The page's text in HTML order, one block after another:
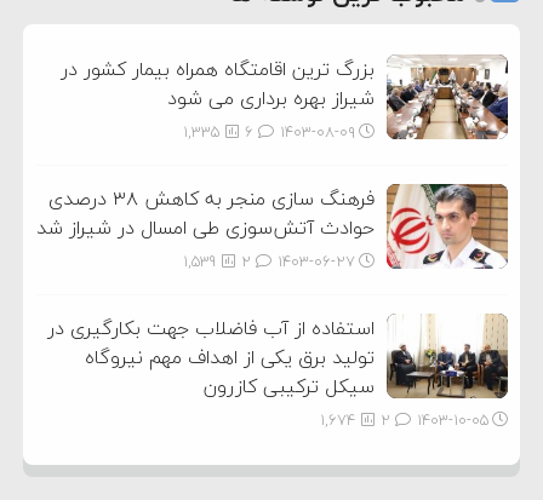
بزرگ ترین اقامتگاه همراه بیمار کشور در
شیراز بهره برداری می شود
۱۴۰۳-۰۸-۰۹ 1,335
فرهنگ سازی منجر به کاهش ۳۸ درصدی
حوادث آتش‌سوزی طی امسال در شیراز شد
۱۴۰۳-۰۶-۲۷ 1,539
استفاده از آب فاضلاب جهت بکارگیری در
تولید برق یکی از اهداف مهم نیروگاه
سیکل ترکیبی کازرون
۱۴۰۳-۱۰-۰۵ 1,674